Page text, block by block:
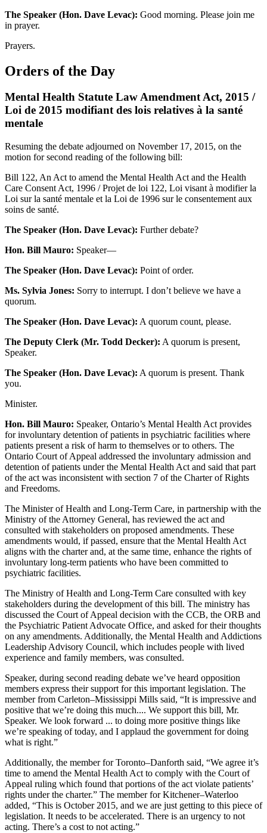
The Speaker (Hon. Dave Levac): Good morning. Please join me
in prayer.
Prayers.
Orders of the Day
Mental Health Statute Law Amendment Act, 2015 /
Loi de 2015 modifiant des lois relatives à la santé
mentale
Resuming the debate adjourned on November 17, 2015, on the
motion for second reading of the following bill:
Bill 122, An Act to amend the Mental Health Act and the Health
Care Consent Act, 1996 / Projet de loi 122, Loi visant à modifier la
Loi sur la santé mentale et la Loi de 1996 sur le consentement aux
soins de santé.
The Speaker (Hon. Dave Levac): Further debate?
Hon. Bill Mauro: Speaker—
The Speaker (Hon. Dave Levac): Point of order.
Ms. Sylvia Jones: Sorry to interrupt. I don’t believe we have a
quorum.
The Speaker (Hon. Dave Levac): A quorum count, please.
The Deputy Clerk (Mr. Todd Decker): A quorum is present,
Speaker.
The Speaker (Hon. Dave Levac): A quorum is present. Thank
you.
Minister.
Hon. Bill Mauro: Speaker, Ontario’s Mental Health Act provides
for involuntary detention of patients in psychiatric facilities where
patients present a risk of harm to themselves or to others. The
Ontario Court of Appeal addressed the involuntary admission and
detention of patients under the Mental Health Act and said that part
of the act was inconsistent with section 7 of the Charter of Rights
and Freedoms.
The Minister of Health and Long-Term Care, in partnership with the
Ministry of the Attorney General, has reviewed the act and
consulted with stakeholders on proposed amendments. These
amendments would, if passed, ensure that the Mental Health Act
aligns with the charter and, at the same time, enhance the rights of
involuntary long-term patients who have been committed to
psychiatric facilities.
The Ministry of Health and Long-Term Care consulted with key
stakeholders during the development of this bill. The ministry has
discussed the Court of Appeal decision with the CCB, the ORB and
the Psychiatric Patient Advocate Office, and asked for their thoughts
on any amendments. Additionally, the Mental Health and Addictions
Leadership Advisory Council, which includes people with lived
experience and family members, was consulted.
Speaker, during second reading debate we’ve heard opposition
members express their support for this important legislation. The
member from Carleton–Mississippi Mills said, “It is impressive and
positive that we’re doing this much.... We support this bill, Mr.
Speaker. We look forward ... to doing more positive things like
we’re speaking of today, and I applaud the government for doing
what is right.”
Additionally, the member for Toronto–Danforth said, “We agree it’s
time to amend the Mental Health Act to comply with the Court of
Appeal ruling which found that portions of the act violate patients’
rights under the charter.” The member for Kitchener–Waterloo
added, “This is October 2015, and we are just getting to this piece of
legislation. It needs to be accelerated. There is an urgency to not
acting. There’s a cost to not acting.”